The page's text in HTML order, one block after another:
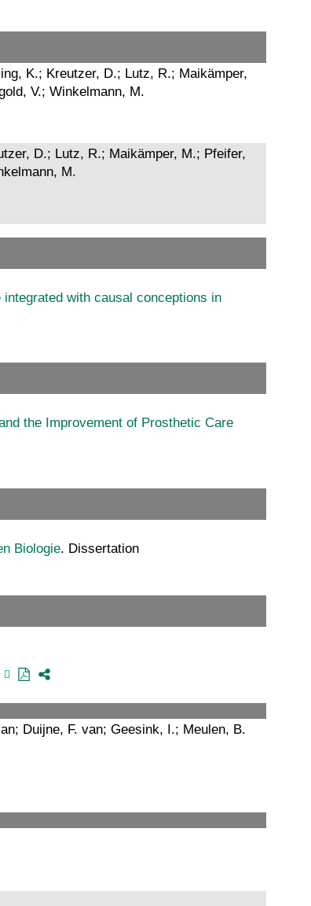
K.; Kreutzer, D.; Lutz, R.; Maikämper,
V.; Winkelmann, M.
D.; Lutz, R.; Maikämper, M.; Pfeifer,
M.
with causal conceptions in
the Improvement of Prosthetic Care
Biologie. Dissertation
Duijne, F. van; Geesink, I.; Meulen, B.